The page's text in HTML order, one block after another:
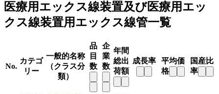
医療用エックス線装置及び医療用エッ
クス線装置用エックス線管一覧
No.
カテゴ
リー
一般的名称
（クラス分
類）
品
目
数
企
業
数
年間
総出
荷額
成長率
平均価
格
国産比
率